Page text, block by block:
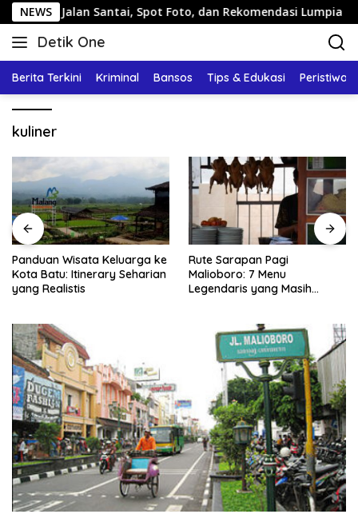
Langsung
ke
konten
NEWS
Jalan Santai, Spot Foto, dan Rekomendasi Lumpia
Detik One
Tajam
Fakta
Berita Terkini Kriminal Bansos Tips & Edukasi Peristiwa
kuliner
Panduan Wisata Keluarga ke
Kota Batu: Itinerary Seharian
yang Realistis
Rute Sarapan Pagi
Malioboro: 7 Menu
Legendaris yang Masih